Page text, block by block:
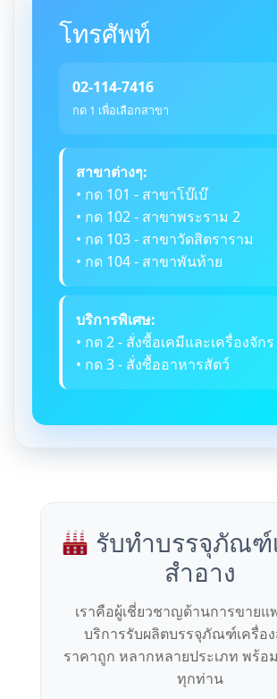
โทรศัพท์
02-114-7416
กด 1 เพื่อเลือกสาขา
สาขาต่างๆ:
• กด 101 - สาขาโบ๊เบ๊
• กด 102 - สาขาพระราม 2
• กด 103 - สาขาวัดสิตราราม
• กด 104 - สาขาพันท้าย
บริการพิเศษ:
• กด 2 - สั่งซื้อเคมีและเครื่องจักร
• กด 3 - สั่งซื้ออาหารสัตว์
รับทำบรรจุภัณฑ์
สำอาง
เราคือผู้เชี่ยวชาญด้านการขายแ
บริการรับผลิตบรรจุภัณฑ์เครื่อง
ราคาถูก หลากหลายประเภท พร้อ
ทุกท่าน